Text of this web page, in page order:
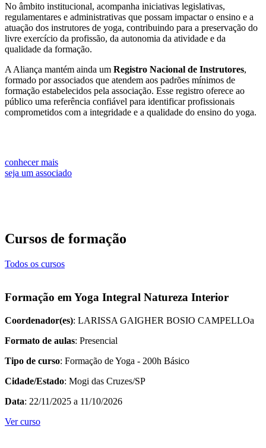
No âmbito institucional, acompanha iniciativas legislativas,
regulamentares e administrativas que possam impactar o ensino e a
atuação dos instrutores de yoga, contribuindo para a preservação do
livre exercício da profissão, da autonomia da atividade e da
qualidade da formação.
A Aliança mantém ainda um Registro Nacional de Instrutores,
formado por associados que atendem aos padrões mínimos de
formação estabelecidos pela associação. Esse registro oferece ao
público uma referência confiável para identificar profissionais
comprometidos com a integridade e a qualidade do ensino do yoga.
conhecer mais
seja um associado
Cursos de formação
Todos os cursos
Formação em Yoga Integral Natureza Interior
Coordenador(es): LARISSA GAIGHER BOSIO CAMPELLOa
Formato de aulas: Presencial
Tipo de curso: Formação de Yoga - 200h Básico
Cidade/Estado: Mogi das Cruzes/SP
Data: 22/11/2025 a 11/10/2026
Ver curso